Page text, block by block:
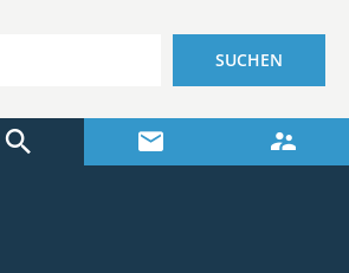
SUCHEN